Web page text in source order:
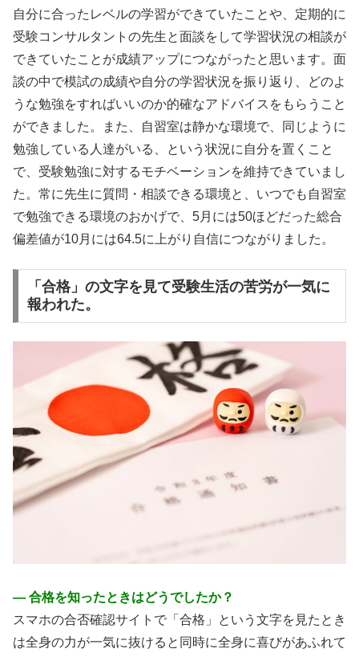
自分に合ったレベルの学習ができていたことや、定期的に
受験コンサルタントの先生と面談をして学習状況の相談が
できていたことが成績アップにつながったと思います。面
談の中で模試の成績や自分の学習状況を振り返り、どのよ
うな勉強をすればいいのか的確なアドバイスをもらうこと
ができました。また、自習室は静かな環境で、同じように
勉強している人達がいる、という状況に自分を置くこと
で、受験勉強に対するモチベーションを維持できていまし
た。常に先生に質問・相談できる環境と、いつでも自習室
で勉強できる環境のおかげで、5月には50ほどだった総合
偏差値が10月には64.5に上がり自信につながりました。
「合格」の文字を見て受験生活の苦労が一気に
報われた。
― 合格を知ったときはどうでしたか？
スマホの合否確認サイトで「合格」という文字を見たとき
は全身の力が一気に抜けると同時に全身に喜びがあふれて